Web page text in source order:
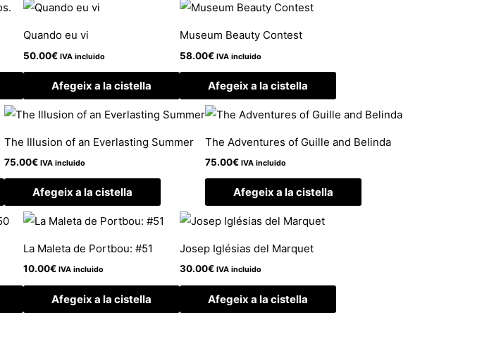
Quando eu vi
50.00€ IVA incluido
Afegeix a la cistella
Museum Beauty Contest
58.00€ IVA incluido
Afegeix a la cistella
The Illusion of an Everlasting Summer
75.00€ IVA incluido
Afegeix a la cistella
The Adventures of Guille and Belinda
75.00€ IVA incluido
Afegeix a la cistella
La Maleta de Portbou: #51
10.00€ IVA incluido
Afegeix a la cistella
Josep Iglésias del Marquet
30.00€ IVA incluido
Afegeix a la cistella